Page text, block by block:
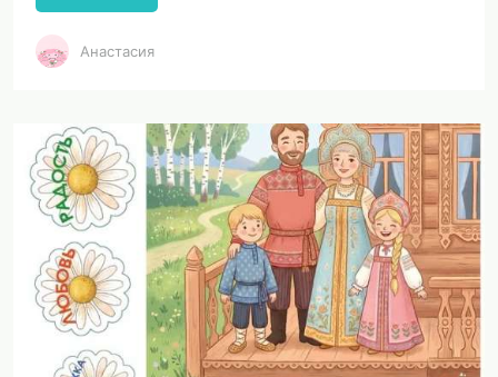
Анастасия